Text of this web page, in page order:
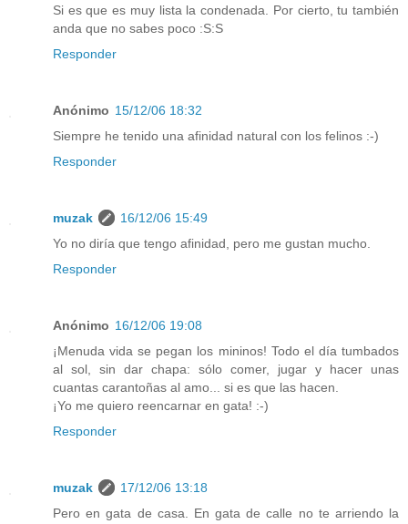
Si es que es muy lista la condenada. Por cierto, tu también
anda que no sabes poco :S:S
Responder
Anónimo 15/12/06 18:32
Siempre he tenido una afinidad natural con los felinos :-)
Responder
muzak
16/12/06 15:49
Yo no diría que tengo afinidad, pero me gustan mucho.
Responder
Anónimo 16/12/06 19:08
¡Menuda vida se pegan los mininos! Todo el día tumbados
al sol, sin dar chapa: sólo comer, jugar y hacer unas
cuantas carantoñas al amo... si es que las hacen.
¡Yo me quiero reencarnar en gata! :-)
Responder
muzak
17/12/06 13:18
Pero en gata de casa. En gata de calle no te arriendo la